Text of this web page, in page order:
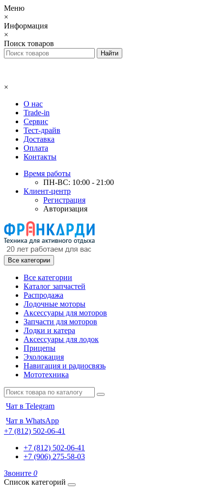
Меню
×
Информация
×
Поиск товаров
×
О нас
Trade-in
Сервис
Тест-драйв
Доставка
Оплата
Контакты
Время работы
ПН-ВС: 10:00 - 21:00
Клиент-центр
Регистрация
Авторизация
Все категории
Все категории
Каталог запчастей
Распродажа
Лодочные моторы
Аксессуары для моторов
Запчасти для моторов
Лодки и катера
Аксессуары для лодок
Прицепы
Эхолокация
Навигация и радиосвязь
Мототехника
Чат в Telegram
Чат в WhatsApp
+7 (812) 502-06-41
+7 (812) 502-06-41
+7 (906) 275-58-03
Звоните 0
Список категорий